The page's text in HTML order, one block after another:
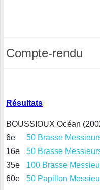
Compte-rendu
Résultats
BOUSSIOUX Océan
6e
50 Brasse
16e
50 Brasse
35e
100 Brasse
60e
50 Papillon